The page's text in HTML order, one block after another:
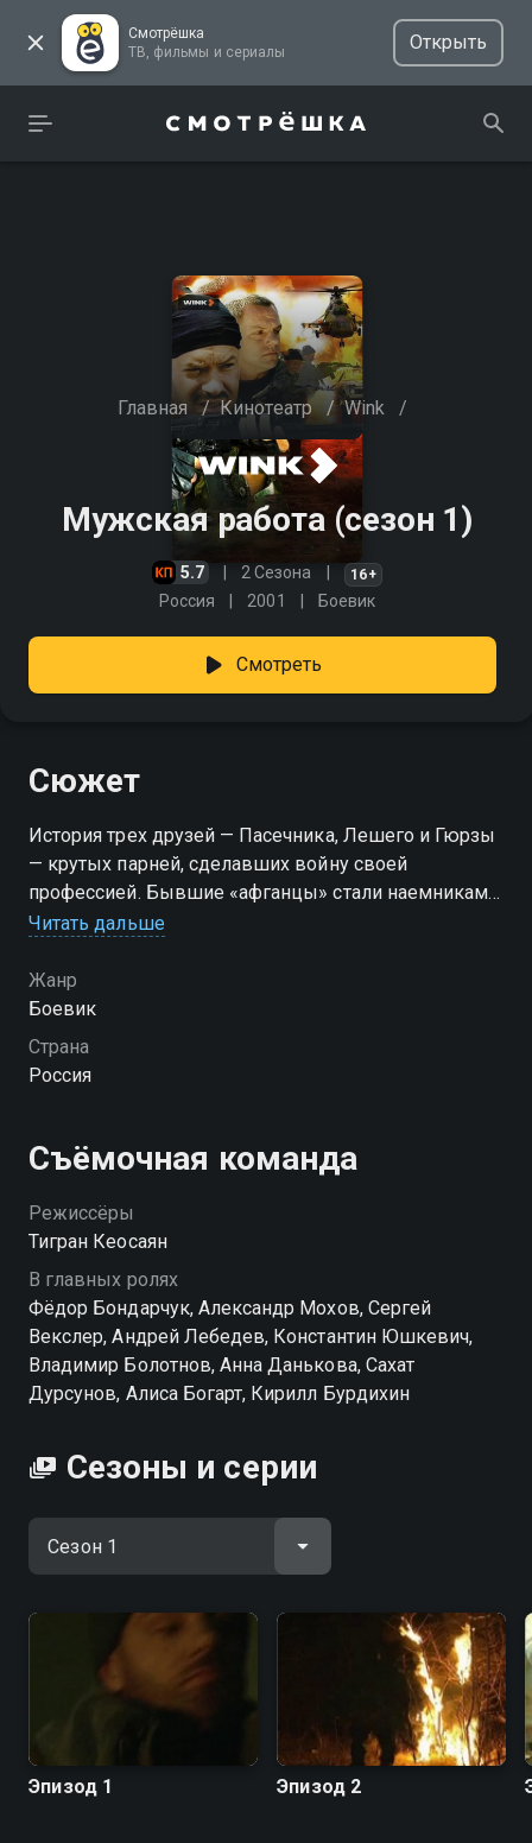
Смотрёшка
ТВ, фильмы и сериалы
Открыть
Главная / Кинотеатр / Wink /
Мужская работа (сезон 1)
5.7 2 Сезона 16+
Россия 2001 Боевик
Смотреть
Сюжет
История трех друзей — Пасечника, Лешего и Гюрзы
— крутых парней, сделавших войну своей
профессией. Бывшие «афганцы» стали наемниками,
зарабатывающими большие деньги в «горячих»
угодно свести их вновь на одном «поле боя» в
Чечне… по разные стороны баррикад.
Посмотреть онлайн 1 сезон сериала Мужская работа
Читать дальше
Жанр
Боевик
Страна
Россия
Съёмочная команда
Режиссёры
Тигран Кеосаян
В главных ролях
Фёдор Бондарчук, Александр Мохов, Сергей
Векслер, Андрей Лебедев, Константин Юшкевич,
Владимир Болотнов, Анна Данькова, Сахат
Дурсунов, Алиса Богарт, Кирилл Бурдихин
Сезоны и серии
Эпизод 1 Эпизод 2